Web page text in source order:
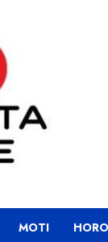
MOTI